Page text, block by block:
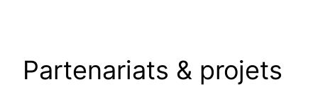
Partenariats & projets